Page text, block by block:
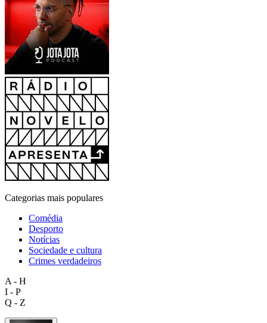
Categorias mais populares
Comédia
Desporto
Notícias
Sociedade e cultura
Crimes verdadeiros
A - H
I - P
Q - Z